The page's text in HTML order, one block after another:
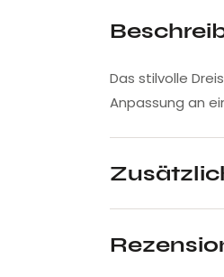
Das stilvolle
Anpassung an